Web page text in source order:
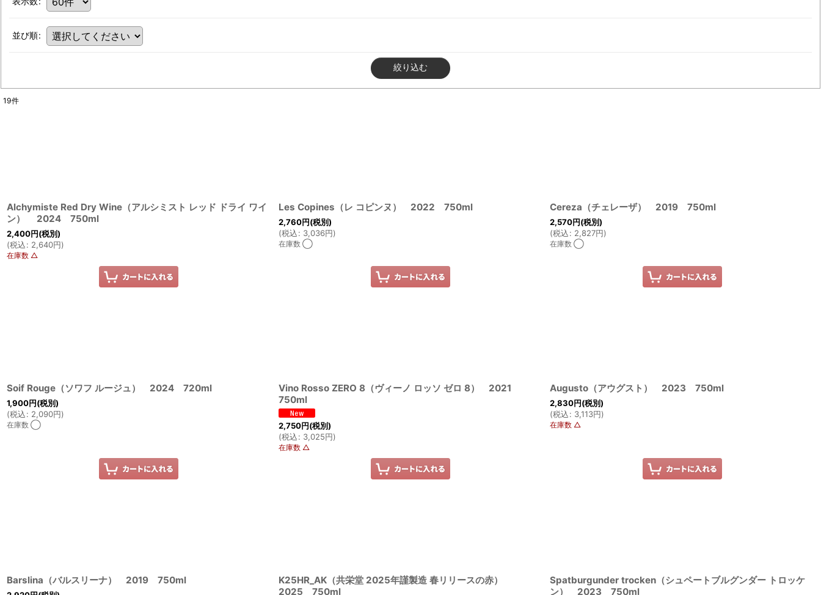
並び順:
絞り込む
19件
Alchymiste Red Dry Wine（アルシミスト レッド ドライ ワイ
ン） 2024 750ml
2,400円(税別)
(税込: 2,640円)
在庫数 △
Les Copines（レ コピンヌ） 2022 750ml
2,760円(税別)
(税込: 3,036円)
在庫数 ◯
Cereza（チェレーザ） 2019 750ml
2,570円(税別)
(税込: 2,827円)
在庫数 ◯
Soif Rouge（ソワフ ルージュ） 2024 720ml
1,900円(税別)
(税込: 2,090円)
在庫数 ◯
Vino Rosso ZERO 8（ヴィーノ ロッソ ゼロ 8） 2021
750ml
2,750円(税別)
(税込: 3,025円)
在庫数 △
Augusto（アウグスト） 2023 750ml
2,830円(税別)
(税込: 3,113円)
在庫数 △
Barslina（バルスリーナ） 2019 750ml
K25HR_AK（共栄堂 2025年謹製造 春リリースの赤）
2025 750ml
Spatburgunder trocken（シュペートブルグンダー トロッケ
ン） 2023 750ml